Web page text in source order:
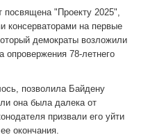
"Проекту 2025",
консерваторами на первые
демократы возложили
опровержения 78-летнего
позволила Байдену
она была далека от
призвали его уйти
окончания.